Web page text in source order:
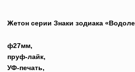
Жетон серии Знаки зодиака
ф27мм,
пруф-лайк,
УФ-печать,